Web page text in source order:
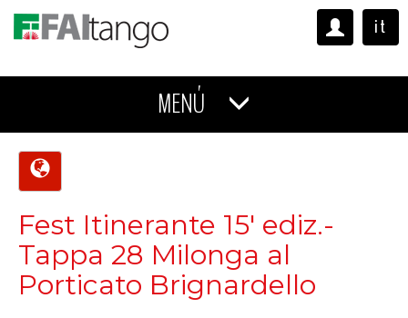
it
MENÚ
Fest Itinerante 15' ediz.-
Tappa 28 Milonga al
Porticato Brignardello